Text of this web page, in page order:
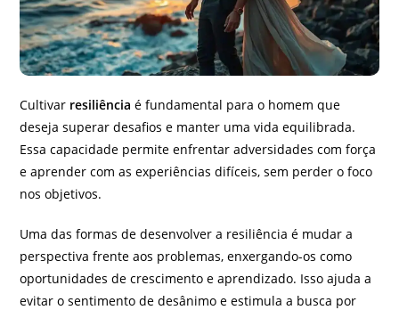
Cultivar resiliência é fundamental para o homem que
deseja superar desafios e manter uma vida equilibrada.
Essa capacidade permite enfrentar adversidades com força
e aprender com as experiências difíceis, sem perder o foco
nos objetivos.
Uma das formas de desenvolver a resiliência é mudar a
perspectiva frente aos problemas, enxergando-os como
oportunidades de crescimento e aprendizado. Isso ajuda a
evitar o sentimento de desânimo e estimula a busca por